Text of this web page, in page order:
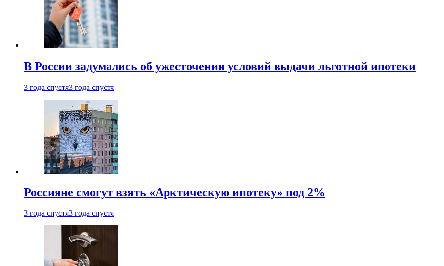
В России задумались об ужесточении условий выдачи льготной ипотеки
3 года спустя3 года спустя
Россияне смогут взять «Арктическую ипотеку» под 2%
3 года спустя3 года спустя